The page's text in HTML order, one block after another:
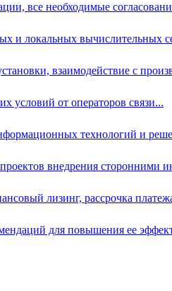
все необходимые
и локальных вычислительных
взаимодействие с
условий от операторов связи...
технологий и
внедрения сторонними
лизинг, рассрочка
для повышения ее